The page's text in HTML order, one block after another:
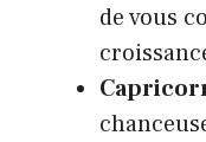
de vous